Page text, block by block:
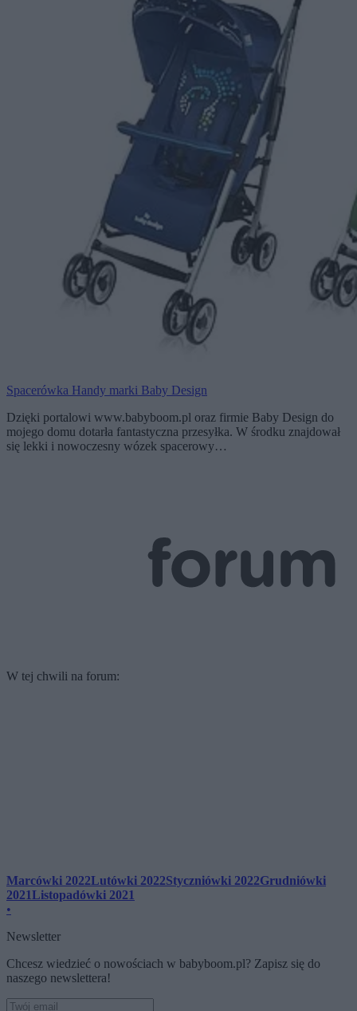
Spacerówka Handy marki Baby Design
Dzięki portalowi www.babyboom.pl oraz firmie Baby Design do
mojego domu dotarła fantastyczna przesyłka. W środku znajdował
się lekki i nowoczesny wózek spacerowy…
W tej chwili na forum:
Marcówki 2022Lutówki 2022Styczniówki 2022Grudniówki
2021Listopadówki 2021
•
Newsletter
Chcesz wiedzieć o nowościach w babyboom.pl? Zapisz się do
naszego newslettera!